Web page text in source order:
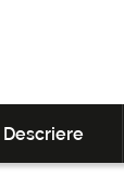
Descriere